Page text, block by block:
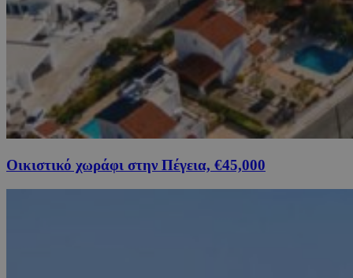
Οικιστικό χωράφι στην Πέγεια, €45,000